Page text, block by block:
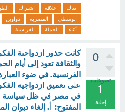
هناك علاقة اشتراك
الوسطى
المصرية دواوين
أثناء
الحملة الفرنسية
0
تصويتات
1
إجابة
كانت جذور ازدواجية
والثقافة تعود إلى أيام
الفرنسية. في ضوء
على تعميق ازدواجية
في مصر في ظل سياسة
المفتوح: أ. إلغاء ديوان